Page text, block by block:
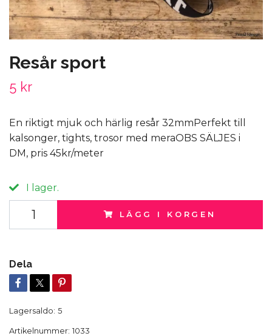
Resår sport
5 kr
En riktigt mjuk och härlig resår 32mmPerfekt till
kalsonger, tights, trosor med meraOBS SÄLJES i
DM, pris 45kr/meter
I lager.
LÄGG I KORGEN
Dela
Lagersaldo: 5
Artikelnummer: 1033